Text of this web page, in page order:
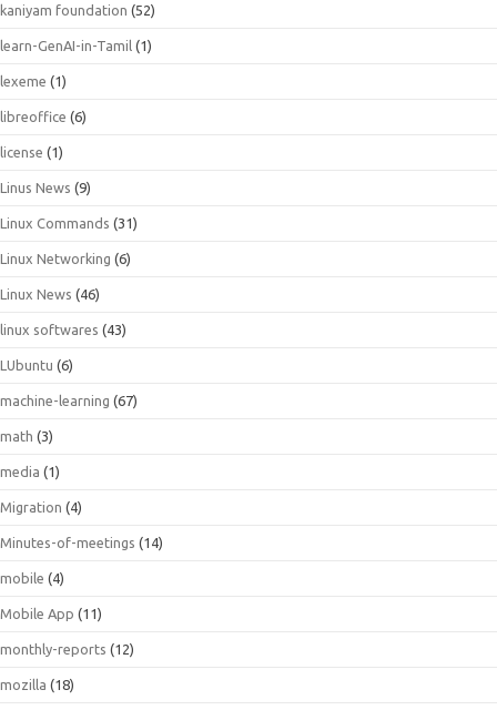
kaniyam foundation (52)
learn-GenAI-in-Tamil (1)
lexeme (1)
libreoffice (6)
license (1)
Linus News (9)
Linux Commands (31)
Linux Networking (6)
Linux News (46)
linux softwares (43)
LUbuntu (6)
machine-learning (67)
math (3)
media (1)
Migration (4)
Minutes-of-meetings (14)
mobile (4)
Mobile App (11)
monthly-reports (12)
mozilla (18)